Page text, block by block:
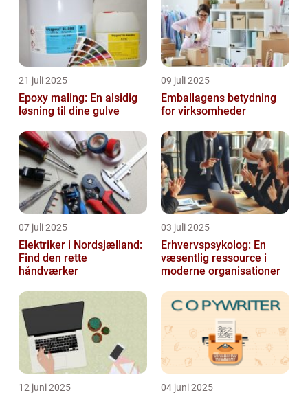
21 juli 2025
Epoxy maling: En alsidig
løsning til dine gulve
09 juli 2025
Emballagens betydning
for virksomheder
07 juli 2025
Elektriker i Nordsjælland:
Find den rette
håndværker
03 juli 2025
Erhvervspsykolog: En
væsentlig ressource i
moderne organisationer
12 juni 2025 04 juni 2025